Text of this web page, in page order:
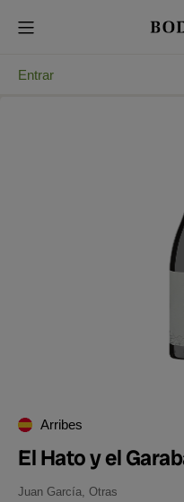
Entrar
Arribes
El Hato y el
Juan García, Otras